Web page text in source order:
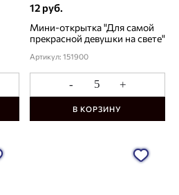
12 руб.
Мини-открытка "Для самой
прекрасной девушки на свете"
Артикул: 151900
- +
В КОРЗИНУ